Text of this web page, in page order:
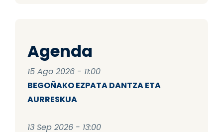
Agenda
15 Ago 2026 - 11:00
BEGOÑAKO EZPATA DANTZA ETA
AURRESKUA
13 Sep 2026 - 13:00